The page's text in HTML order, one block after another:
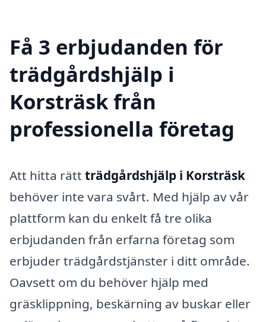
Få 3 erbjudanden för
trädgårdshjälp i
Korsträsk från
professionella företag
Att hitta rätt trädgårdshjälp i Korsträsk
behöver inte vara svårt. Med hjälp av vår
plattform kan du enkelt få tre olika
erbjudanden från erfarna företag som
erbjuder trädgårdstjänster i ditt område.
Oavsett om du behöver hjälp med
gräsklippning, beskärning av buskar eller